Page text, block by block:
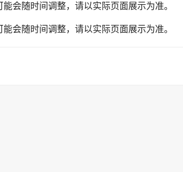
会随时间调整，请以实际页面展示为准。
会随时间调整，请以实际页面展示为准。